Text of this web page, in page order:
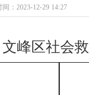
间：2023-12-29 14:27
文峰区社会